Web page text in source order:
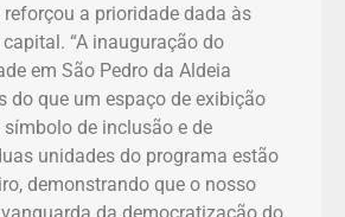
reforçou a prioridade dada às
“A inauguração do
em São Pedro da Aldeia
do que um espaço de exibição
de inclusão e de
unidades do programa estão
demonstrando que o nosso
da democratização do